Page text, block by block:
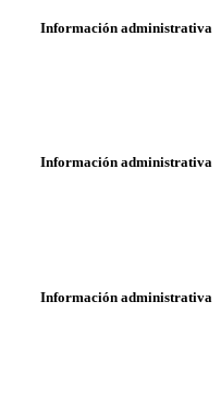
Información administrativa
Información administrativa
Información administrativa